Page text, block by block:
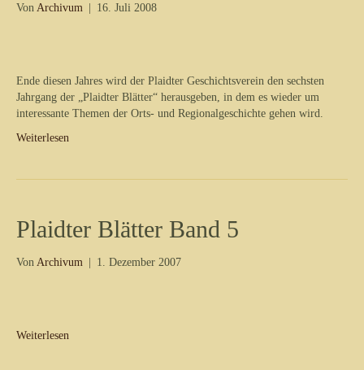
Von Archivum | 16. Juli 2008
Ende diesen Jahres wird der Plaidter Geschichtsverein den sechsten
Jahrgang der „Plaidter Blätter“ herausgeben, in dem es wieder um
interessante Themen der Orts- und Regionalgeschichte gehen wird.
Weiterlesen
Plaidter Blätter Band 5
Von Archivum | 1. Dezember 2007
Weiterlesen